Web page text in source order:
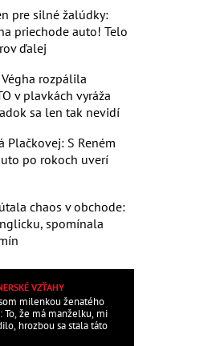
pre silné žalúdky:
priechode auto! Telo
ďalej
rozpálila
v plavkách vyráža
sa len tak nevidí
Plačkovej: S Reném
po rokoch uverí
chaos v obchode:
spomínala
VZŤAHY
milenkou ženatého
To, že má manželku, mi
hrozbou sa stala táto